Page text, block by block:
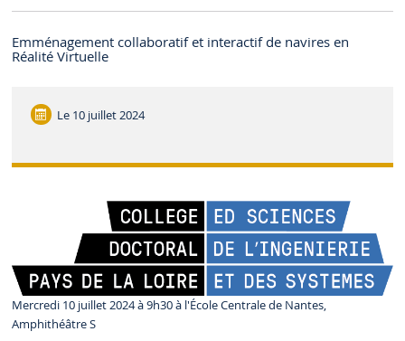
Emménagement collaboratif et interactif de navires en
Réalité Virtuelle
Le 10 juillet 2024
Mercredi 10 juillet 2024 à 9h30 à l'École Centrale de Nantes,
Amphithéâtre S